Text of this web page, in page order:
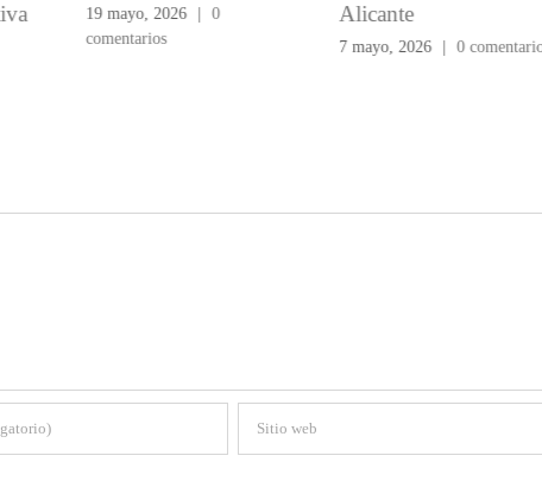
19 mayo, 2026 |
0
comentarios
Alicante
7 mayo, 2026 | 0 comentarios